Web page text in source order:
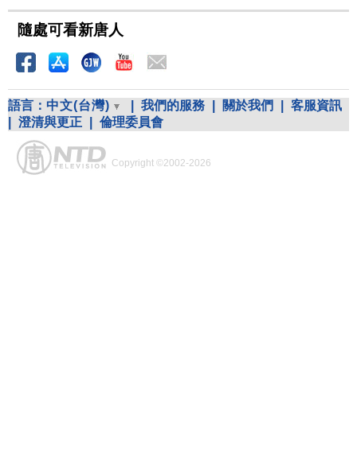
隨處可看新唐人
語言： 中文(台灣) 我們的服務 關於我們
客服資訊
澄清與更正 倫理委員會
Copyright ©2002-2026